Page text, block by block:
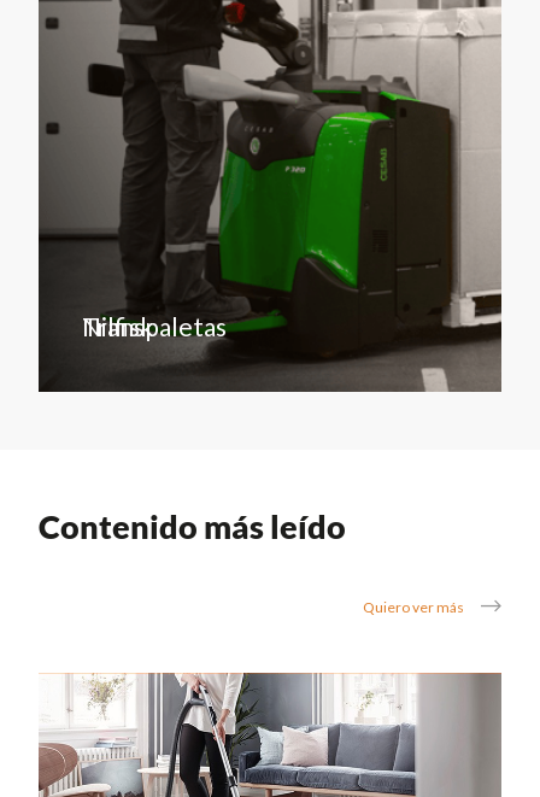
Transpaletas
Nilfisk
Contenido más leído
Quiero ver más